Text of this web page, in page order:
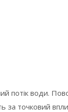
потік води.
точковий